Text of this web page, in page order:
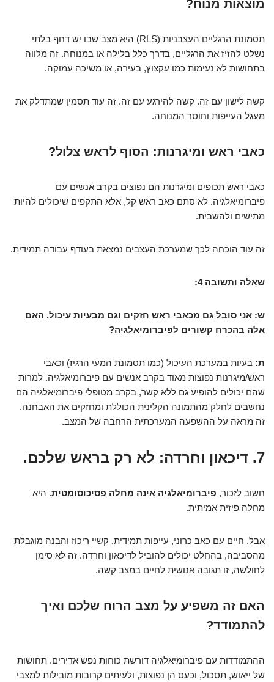
מוצאות מנוח?
תסמונת הרגליים העצבניות (RLS) היא מצב שבו יש דחף בלתי
נשלט להזיז את הרגליים, בדרך כלל בלילה או במנוחה. זה מלווה
בתחושות לא נעימות כמו עקצוץ, בעירה, או משיכה עמוקה.
קשה לישון עם זה. קשה להירגע עם זה. זה עוד תסמין שמתדלק את
מעגל העייפות וחוסר המנוחה.
כאבי ראש ומיגרנות: הסוף לראש צלול?
כאבי ראש תכופים ומיגרנות הם נפוצים בקרב אנשים עם
פיברומיאלגיה. לא סתם כאב ראש קל, אלא התקפים שיכולים להיות
מתישים ולהשבית.
זה עוד הוכחה לכך שמערכת העצבים נמצאת בעודף עבודה תמידית.
שאלה ותשובה 4:
ש: אני סובל גם מכאבי ראש חזקים וגם מבעיות עיכול. האם
אלה בהכרח קשורים לפיברומיאלגיה?
ת: בעיות במערכת העיכול (כמו תסמונת המעי הרגיז) וכאבי
ראש/מיגרנות נפוצות מאוד בקרב אנשים עם פיברומיאלגיה. למרות
שהם יכולים להופיע גם ללא קשר, בקרב מטופלי פיברומיאלגיה הם
נחשבים לחלק מהתמונה הקלינית הכוללת ומחזקים את האבחנה.
זה מראה על ההשפעה המערכתית הרחבה של המצב.
7. דיכאון וחרדה: לא רק בראש שלכם.
חשוב לזכור, פיברומיאלגיה אינה מחלה פסיכוסומטית. היא
מחלה פיזית אמיתית.
אבל, חיים עם כאב כרוני, עייפות תמידית, קשיי ריכוז והבנה מוגבלת
מהסביבה, בהחלט יכולים להוביל לדיכאון וחרדה. זה לא סימן
לחולשה, זו תגובה אנושית לחיים במצב קשה.
האם זה משפיע על מצב הרוח שלכם ואיך
להתמודד?
ההתמודדות עם פיברומיאלגיה דורשת כוחות נפש אדירים. תחושות
של ייאוש, תסכול, וכעס הן נפוצות, ולעיתים קרובות מובילות למצבי